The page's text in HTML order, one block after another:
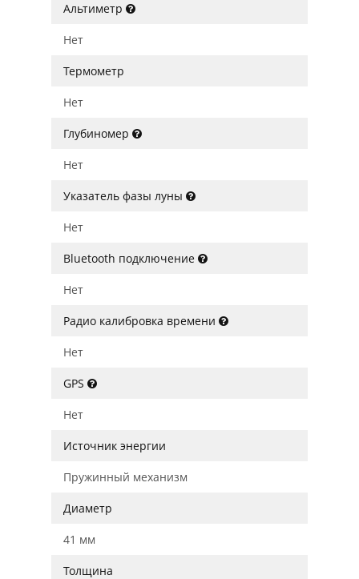
Альтиметр
Нет
Термометр
Нет
Глубиномер
Нет
Указатель фазы луны
Нет
Bluetooth подключение
Нет
Радио калибровка времени
Нет
GPS
Нет
Источник энергии
Пружинный механизм
Диаметр
41 мм
Толщина